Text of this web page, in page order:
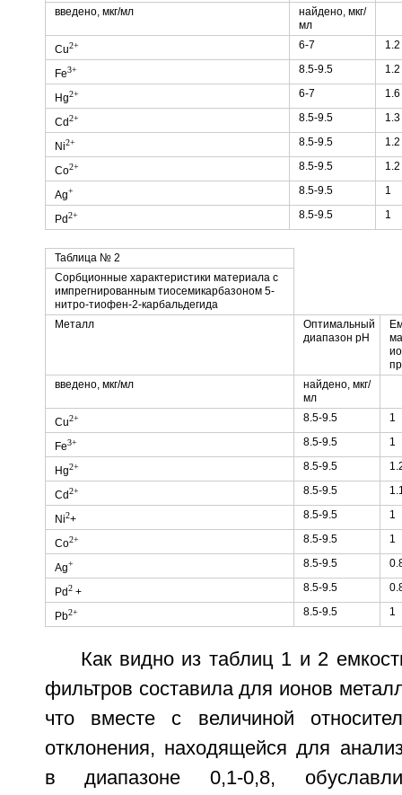
введено, мкг/мл
найдено, мкг/
мл
Cu2+ 6-7 1.2
Fe3+ 8.5-9.5 1.2
Hg2+ 6-7 1.6
Cd2+ 8.5-9.5 1.3
Ni2+ 8.5-9.5 1.2
Co2+ 8.5-9.5 1.2
Ag+ 8.5-9.5 1
Pd2+ 8.5-9.5 1
Таблица № 2
Сорбционные характеристики материала с
импрегнированным тиосемикарбазоном 5-
нитро-тиофен-2-карбальдегида
Металл
Оптимальный
диапазон рН
введено, мкг/мл
найдено, мкг/
мл
Cu2+ 8.5-9.5 1
Fe3+ 8.5-9.5 1
Hg2+ 8.5-9.5
Cd2+ 8.5-9.5
Ni2+ 8.5-9.5 1
Co2+ 8.5-9.5 1
Ag+ 8.5-9.5
Pd2+ 8.5-9.5
Pb2+ 8.5-9.5 1
Как видно из таблиц 1 и 2
фильтров составила для ионов
что вместе с величиной
отклонения, находящейся для
в диапазоне 0,1-0,8,